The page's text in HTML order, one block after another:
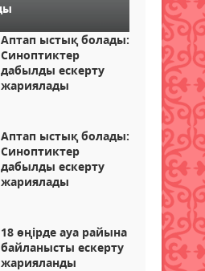
Аптап ыстық болады:
Синоптиктер
дабылды ескерту
жариялады
Аптап ыстық болады:
Синоптиктер
дабылды ескерту
жариялады
18 өңірде ауа райына
байланысты ескерту
жарияланды